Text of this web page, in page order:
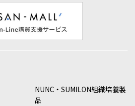
NUNC・SUMILON組織培養製
品